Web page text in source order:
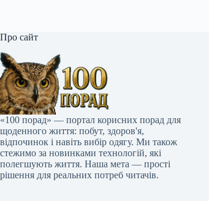
Про сайт
«100 порад» — портал корисних порад для
щоденного життя: побут, здоров'я,
відпочинок і навіть вибір одягу. Ми також
стежимо за новинками технологій, які
полегшують життя. Наша мета — прості
рішення для реальних потреб читачів.